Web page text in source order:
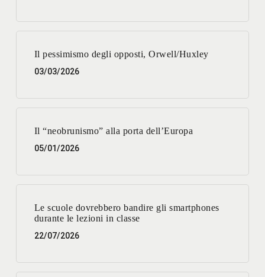
Il pessimismo degli opposti, Orwell/Huxley
03/03/2026
Il “neobrunismo” alla porta dell’Europa
05/01/2026
Le scuole dovrebbero bandire gli smartphones
durante le lezioni in classe
22/07/2026